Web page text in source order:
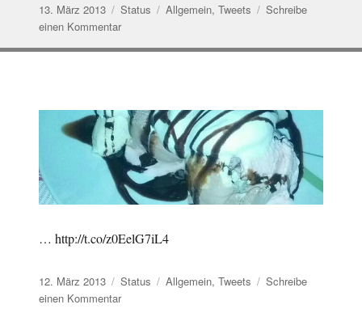
Veröffentlicht
am
13. März 2013 Format
Status Kategorien
Allgemein, Tweets
Schreibe
einen Kommentarzu
Flash
fuer
Windows
8…
… http://t.co/z0EelG7iL4
Veröffentlicht
am
12. März 2013 Format
Status Kategorien
Allgemein, Tweets
Schreibe
einen Kommentarzu